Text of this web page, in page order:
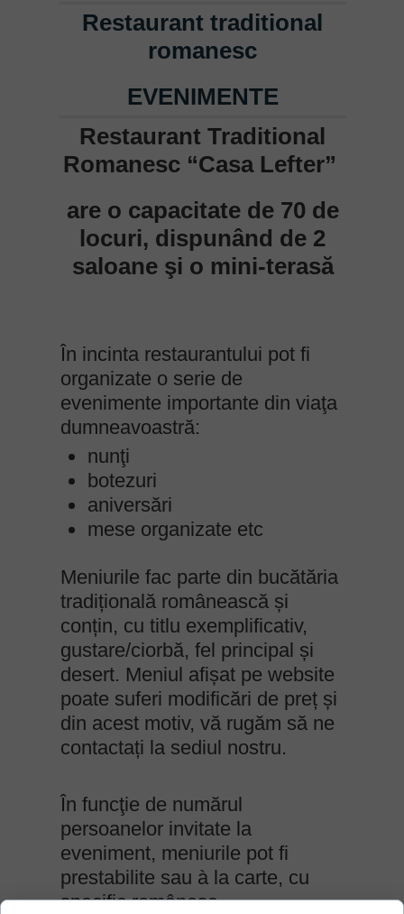
Restaurant Traditional
Romanesc “Casa Lefter”
are o capacitate de 70 de
locuri, dispunând de 2
saloane şi o mini-terasă
În incinta restaurantului pot fi
organizate o serie de
evenimente importante din viaţa
dumneavoastră:
nunţi
botezuri
aniversări
mese organizate etc
Meniurile fac parte din bucătăria
tradițională românească și
conțin, cu titlu exemplificativ,
gustare/ciorbă, fel principal și
desert. Meniul afișat pe website
poate suferi modificări de preț și
din acest motiv, vă rugăm să ne
contactați la sediul nostru.
În funcţie de numărul
persoanelor invitate la
eveniment, meniurile pot fi
prestabilite sau à la carte, cu
specific românesc.
Restaurant traditional
romanesc
EVENIMENTE